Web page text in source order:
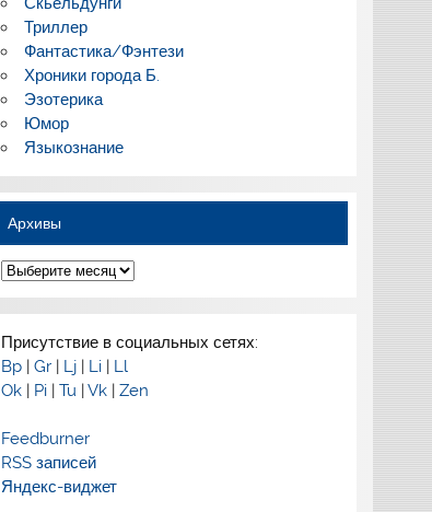
Триллер
Фантастика/Фэнтези
Хроники города Б.
Эзотерика
Юмор
Языкознание
Архивы
Архивы
Присутствие в социальных сетях:
Bp| Gr| Lj| Li| Ll
Ok| Pi| Tu | Vk| Zen
Feedburner
RSS записей
Яндекс-виджет